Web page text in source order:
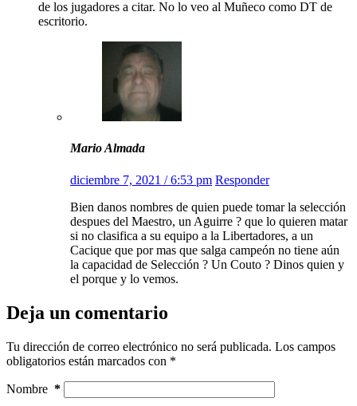
de los jugadores a citar. No lo veo al Muñeco como DT de
escritorio.
Mario Almada
diciembre 7, 2021 / 6:53 pm Responder
Bien danos nombres de quien puede tomar la selección
despues del Maestro, un Aguirre ? que lo quieren matar
si no clasifica a su equipo a la Libertadores, a un
Cacique que por mas que salga campeón no tiene aún
la capacidad de Selección ? Un Couto ? Dinos quien y
el porque y lo vemos.
Deja un comentario
Tu dirección de correo electrónico no será publicada. Los campos
obligatorios están marcados con *
Nombre *